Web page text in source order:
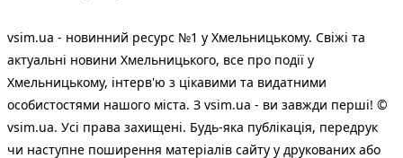
vsim.ua - новинний ресурс №1 у Хмельницькому. Свіжі та
актуальні новини Хмельницького, все про події у
Хмельницькому, інтерв'ю з цікавими та видатними
особистостями нашого міста. З vsim.ua - ви завжди перші! ©
vsim.ua. Усі права захищені. Будь-яка публiкацiя, передрук
чи наступне поширення матеріалів сайту у друкованих або